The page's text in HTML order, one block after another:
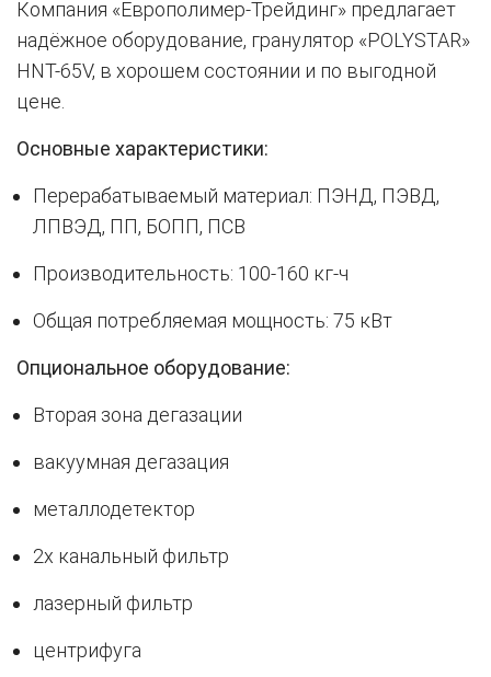
Компания «Европолимер-Трейдинг» предлагает
надёжное оборудование, гранулятор «POLYSTAR»
HNT-65V, в хорошем состоянии и по выгодной
цене.
Основные характеристики:
Перерабатываемый материал: ПЭНД, ПЭВД,
ЛПВЭД, ПП, БОПП, ПСВ
Производительность: 100-160 кг-ч
Общая потребляемая мощность: 75 кВт
Опциональное оборудование:
Вторая зона дегазации
вакуумная дегазация
металлодетектор
2х канальный фильтр
лазерный фильтр
центрифуга